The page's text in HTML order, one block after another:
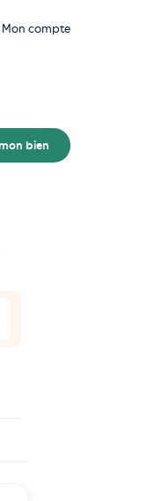
Mon compte
bien